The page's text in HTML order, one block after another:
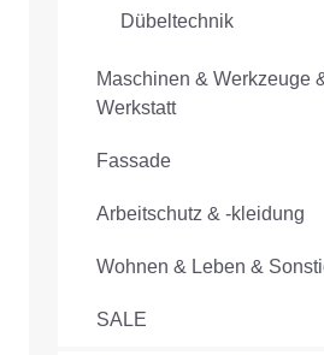
Dübeltechnik
Maschinen & Werkzeuge
Werkstatt
Fassade
Arbeitschutz & -kleidung
Wohnen & Leben &
SALE